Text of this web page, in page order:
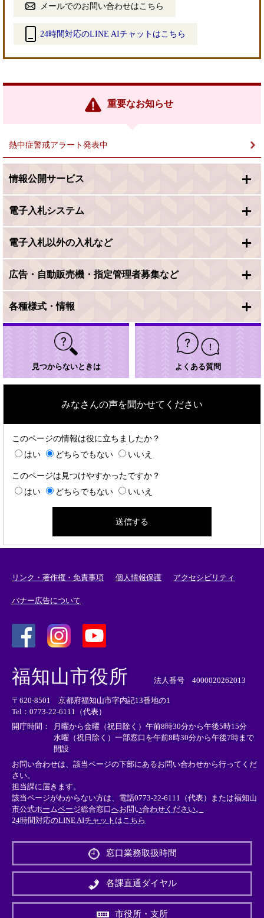
メールでのお問い合わせはこちら
24時間対応のLINE AIチャットはこちら
リ
重要なお知らせ
熱中症警戒アラート発表中
情報公開サービス
電子入札システム
電子入札以外の入札など
広告・自動販売機・指定管理者募集など
各種様式・情報
見つからないときは よくある質問
みなさんの声を聞かせてください
このページの情報は役に立ちましたか？
はい
どちらでもない いいえ
このページは見つけやすかったですか？
はい
どちらでもない いいえ
リンク・著作権・免責事項 個人情報保護 アクセシビリティ
バナー広告について
外
部
リ
ン
ク
＞
外
リ
ン
ク
＞
外
部
ン
ク
＞
福知山市役所 法人番号 4000020262013
〒620-8501 京都府福知山市字内記13番地の1
Tel：0773-22-6111（代表）
開庁時間：
月曜から金曜（祝日除く）午前8時30分から午後5時15分
水曜（祝日除く）一部窓口を午前8時30分から午後7時まで
開設
お問い合わせは、該当ページの下部にあるお問い合わせから行ってくだ
さい。
担当課に届きます。
該当ページがわからない方は、電話0773-22-6111（代表）または福知山
市公式ホームページ総合窓口へお問い合わせください。
24時間対応のLINE AIチャットはこちら
外
リ
＞
窓口業務取扱時間
各課直通ダイヤル
市役所・支所